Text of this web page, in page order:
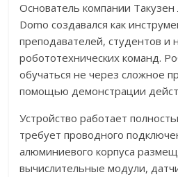
Основатель компании Такузен
Domo создавался как
преподавателей, студентов и
робототехнических команд.
обучаться не через сложное
помощью демонстрации
Устройство работает
требует проводного
алюминиевого корпуса
вычислительные модули,